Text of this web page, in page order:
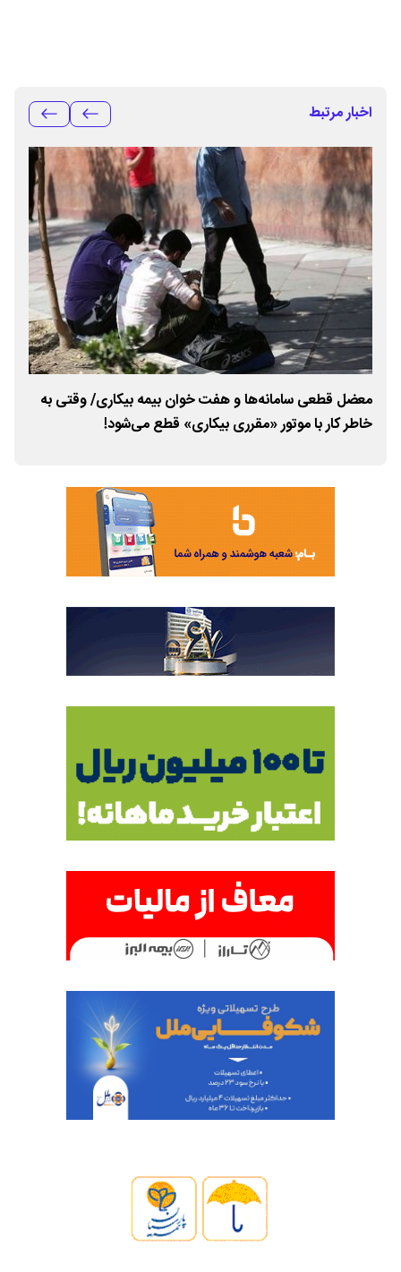
اخبار مرتبط
معضل قطعی سامانه‌ها و هفت خوان بیمه بیکاری/ وقتی به
خاطر کار با موتور «مقرری بیکاری» قطع می‌شود!